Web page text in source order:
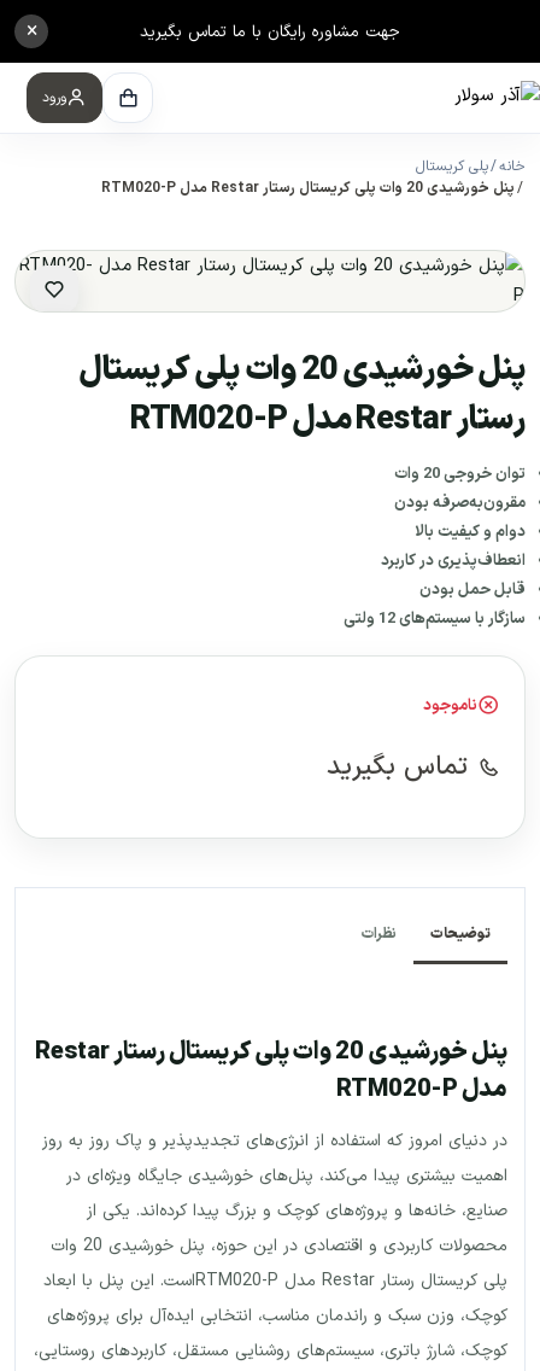
جهت مشاوره رایگان با ما تماس بگیرید ×
ورود
خانه پلی کریستال
پنل خورشیدی 20 وات پلی کریستال رستار Restar مدل RTM020-P
پنل خورشیدی 20 وات پلی کریستال
رستار Restar مدل RTM020-P
توان خروجی 20 وات
مقرون‌به‌صرفه بودن
دوام و کیفیت بالا
انعطاف‌پذیری در کاربرد
قابل حمل بودن
سازگار با سیستم‌های 12 ولتی
ناموجود
تماس بگیرید
توضیحات نظرات
پنل خورشیدی 20 وات پلی کریستال رستار Restar
مدل RTM020-P
در دنیای امروز که استفاده از انرژی‌های تجدیدپذیر و پاک روز به روز
اهمیت بیشتری پیدا می‌کند، پنل‌های خورشیدی جایگاه ویژه‌ای در
صنایع، خانه‌ها و پروژه‌های کوچک و بزرگ پیدا کرده‌اند. یکی از
محصولات کاربردی و اقتصادی در این حوزه، پنل خورشیدی 20 وات
پلی کریستال رستار Restar مدل RTM020-Pاست. این پنل با ابعاد
کوچک، وزن سبک و راندمان مناسب، انتخابی ایده‌آل برای پروژه‌های
کوچک، شارژ باتری، سیستم‌های روشنایی مستقل، کاربردهای روستایی،